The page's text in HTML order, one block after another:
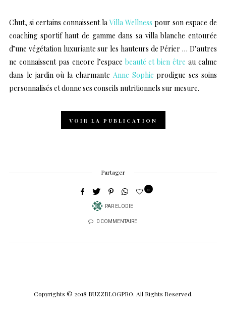
Chut, si certains connaissent laVilla Wellness pour son espace de
coaching sportif haut de gamme dans sa villa blanche entourée
d’une végétation luxuriante sur les hauteurs de Périer … D’autres
ne connaissent pas encore l’espace beauté et bien être au calme
dans le jardin où la charmante Anne Sophie prodigue ses soins
personnalisés et donne ses conseils nutritionnels sur mesure.
VOIR LA PUBLICATION
Partager
PAR ELODIE
0
0 COMMENTAIRE
Copyrights © 2018 BUZZBLOGPRO. All Rights Reserved.